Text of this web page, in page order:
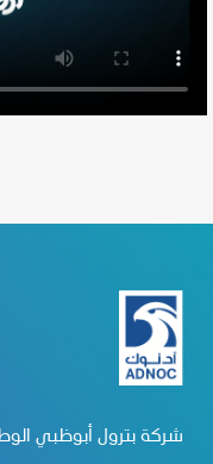
شركة بترول أبوظبي